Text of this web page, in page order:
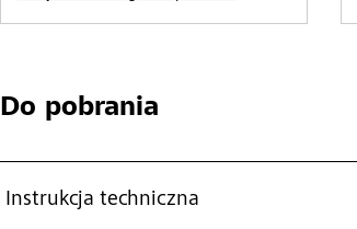
Do pobrania
Instrukcja techniczna